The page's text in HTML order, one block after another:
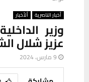
أخبار الناصرية ألأخبار
وزير
عزيز شلال
9 مارس، 2024